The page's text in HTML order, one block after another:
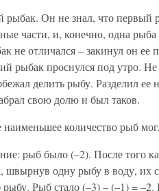
рыбак. Он не знал, что первый
части, и, конечно, одна рыба
не отличался – закинул он ее
рыбак проснулся под утро.
делить рыбу. Разделил ее
свою долю и был таков.
наименьшее количество рыб
рыб было (–2). После того
швырнув одну рыбу в воду, их
Рыб стало (–3) – (–1) = –2.